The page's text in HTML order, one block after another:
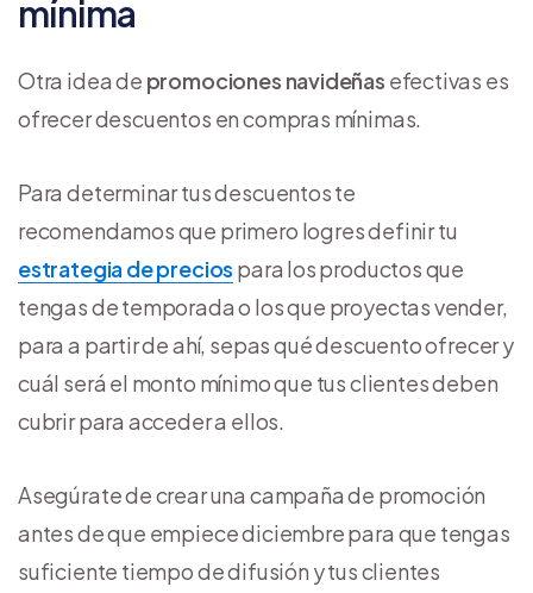
mínima
Otra idea de promociones navideñas efectivas es
ofrecer descuentos en compras mínimas.
Para determinar tus descuentos te
recomendamos que primero logres definir tu
estrategia de precios para los productos que
tengas de temporada o los que proyectas vender,
para a partir de ahí, sepas qué descuento ofrecer y
cuál será el monto mínimo que tus clientes deben
cubrir para acceder a ellos.
Asegúrate de crear una campaña de promoción
antes de que empiece diciembre para que tengas
suficiente tiempo de difusión y tus clientes